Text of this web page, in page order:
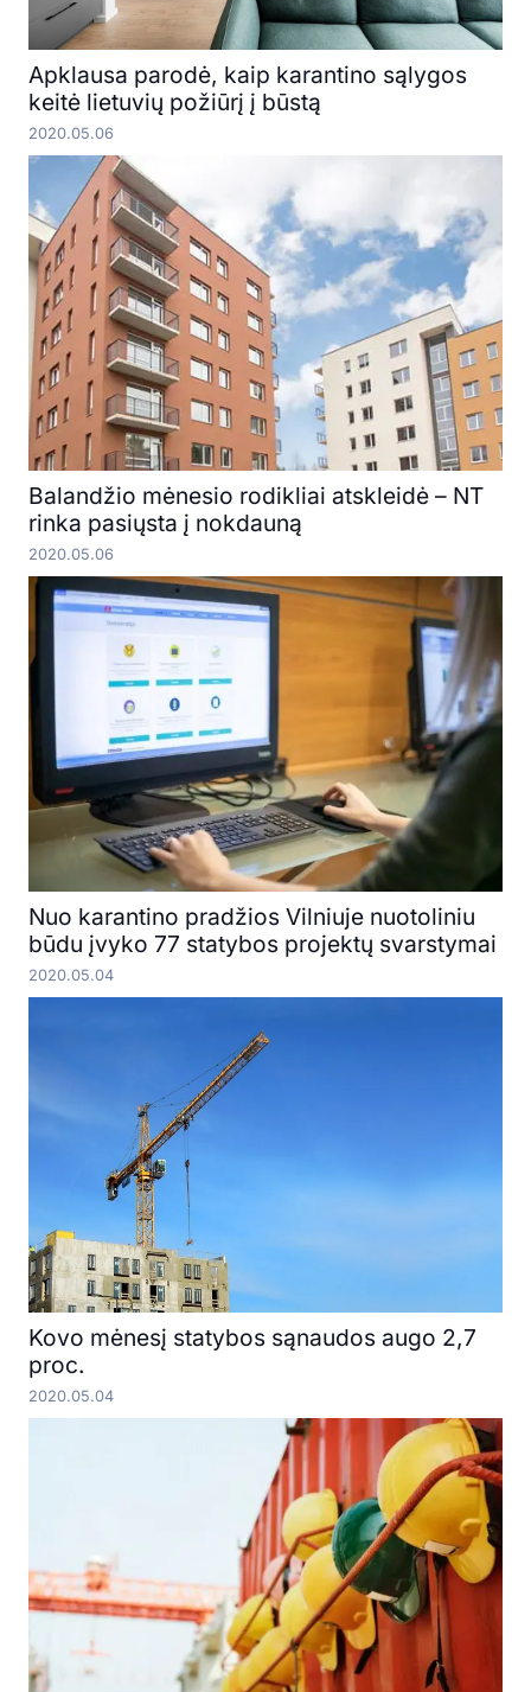
Apklausa parodė, kaip karantino sąlygos
keitė lietuvių požiūrį į būstą
2020.05.06
Balandžio mėnesio rodikliai atskleidė – NT
rinka pasiųsta į nokdauną
2020.05.06
Nuo karantino pradžios Vilniuje nuotoliniu
būdu įvyko 77 statybos projektų svarstymai
2020.05.04
Kovo mėnesį statybos sąnaudos augo 2,7
proc.
2020.05.04